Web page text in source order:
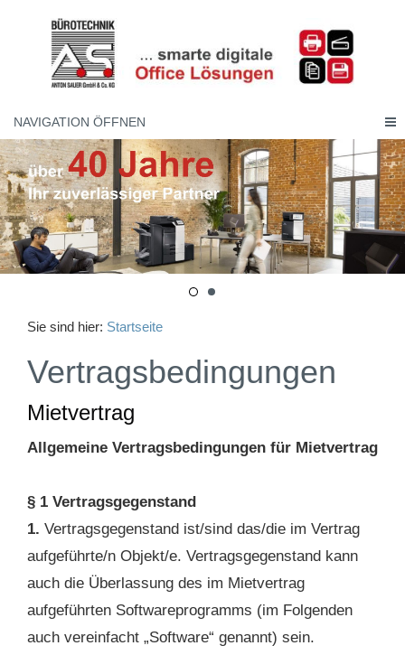
NAVIGATION ÖFFNEN
Sie sind hier: Startseite
Vertragsbedingungen
Mietvertrag
Allgemeine Vertragsbedingungen für Mietvertrag
§ 1 Vertragsgegenstand
1. Vertragsgegenstand ist/sind das/die im Vertrag
aufgeführte/n Objekt/e. Vertragsgegenstand kann
auch die Überlassung des im Mietvertrag
aufgeführten Softwareprogramms (im Folgenden
auch vereinfacht „Software“ genannt) sein.